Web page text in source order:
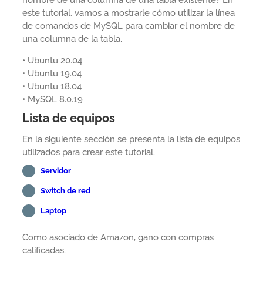
este tutorial, vamos a mostrarle cómo utilizar la línea
de comandos de MySQL para cambiar el nombre de
una columna de la tabla.
• Ubuntu 20.04
• Ubuntu 19.04
• Ubuntu 18.04
• MySQL 8.0.19
Lista de equipos
En la siguiente sección se presenta la lista de equipos
utilizados para crear este tutorial.
Servidor
Switch de red
Laptop
Como asociado de Amazon, gano con compras
calificadas.